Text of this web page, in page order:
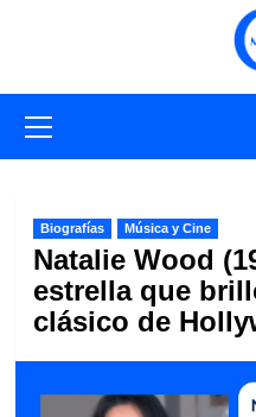
primario
Biografías Música y Cine
Natalie Wood
estrella que
clásico de